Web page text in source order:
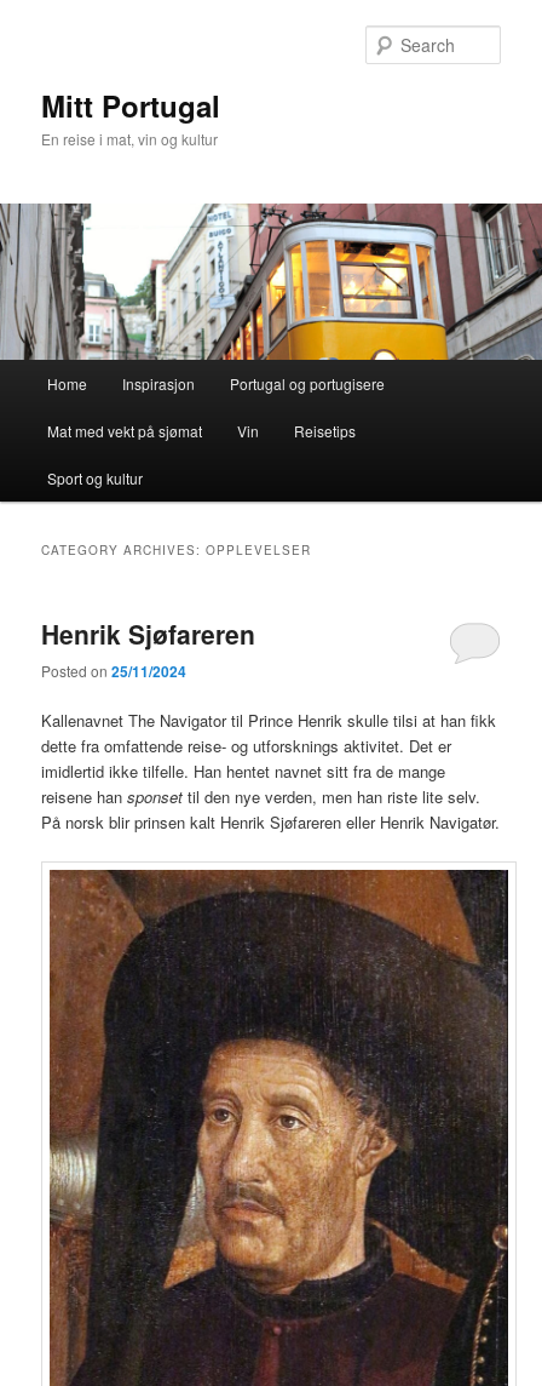
Mitt Portugal
En reise i mat, vin og kultur
Home Inspirasjon Portugal og portugisere
Mat med vekt på sjømat Vin Reisetips
Sport og kultur
CATEGORY ARCHIVES:OPPLEVELSER
Henrik Sjøfareren
Posted on25/11/2024
Kallenavnet The Navigator til Prince Henrik skulle tilsi at han fikk
dette fra omfattende reise- og utforsknings aktivitet. Det er
imidlertid ikke tilfelle. Han hentet navnet sitt fra de mange
reisene hansponsettil den nye verden, men han riste lite selv.
På norsk blir prinsen kalt Henrik Sjøfareren eller Henrik Navigatør.